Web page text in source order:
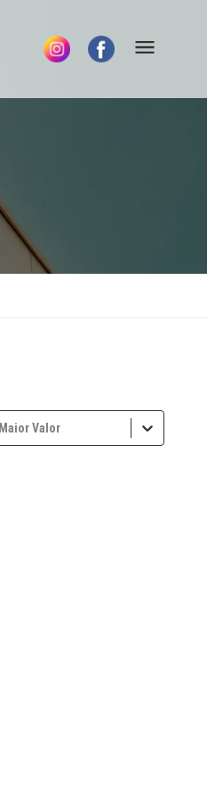
Maior Valor